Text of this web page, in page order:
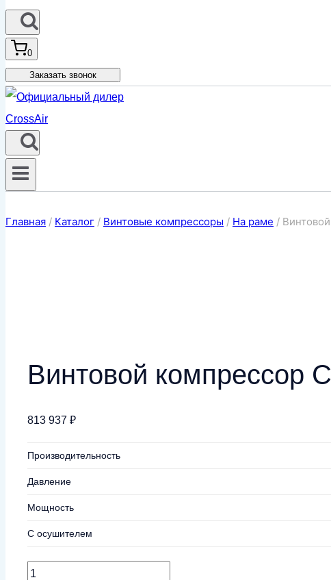
0
Заказать звонок
Главная / Каталог / Винтовые компрессоры / На раме /
Винтовой компрессор
813 937 ₽
Производительность
Давление
Мощность
С осушителем
Количество